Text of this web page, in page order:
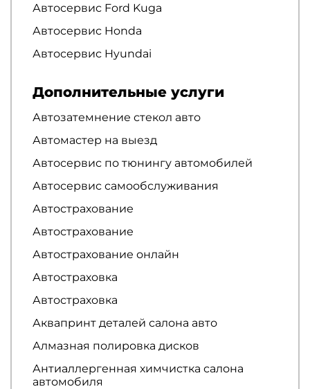
Автосервис Ford Kuga
Автосервис Honda
Автосервис Hyundai
Дополнительные услуги
Автозатемнение стекол авто
Автомастер на выезд
Автосервис по тюнингу автомобилей
Автосервис самообслуживания
Автострахование
Автострахование
Автострахование онлайн
Автостраховка
Автостраховка
Аквапринт деталей салона авто
Алмазная полировка дисков
Антиаллергенная химчистка салона
автомобиля